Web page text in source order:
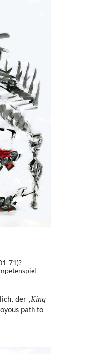
71)?
der
‚King
path to